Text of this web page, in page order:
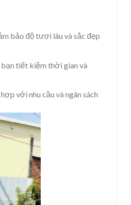
bảo độ tươi lâu và sắc đẹp
tiết kiệm thời gian và
với nhu cầu và ngân sách